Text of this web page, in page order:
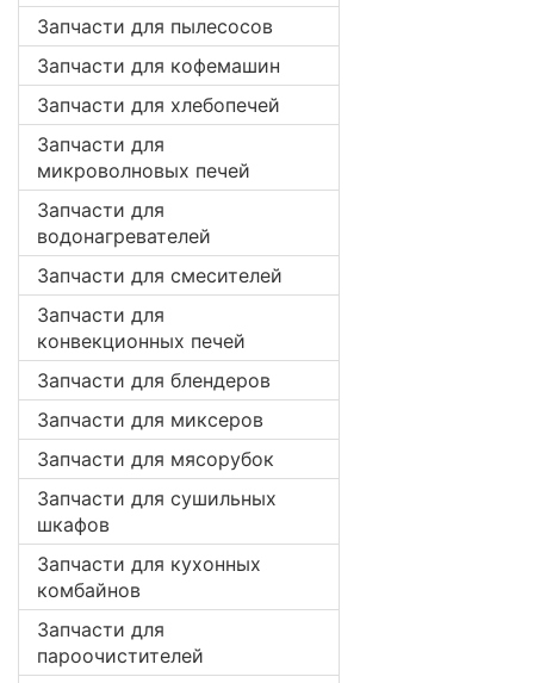
Запчасти для пылесосов
Запчасти для кофемашин
Запчасти для хлебопечей
Запчасти для
микроволновых печей
Запчасти для
водонагревателей
Запчасти для смесителей
Запчасти для
конвекционных печей
Запчасти для блендеров
Запчасти для миксеров
Запчасти для мясорубок
Запчасти для сушильных
шкафов
Запчасти для кухонных
комбайнов
Запчасти для
пароочистителей